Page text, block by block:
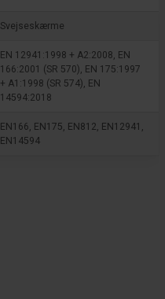
Svejseskærme
EN 12941:1998 + A2:2008, EN
166:2001 (SR 570), EN 175:1997
+ A1:1998 (SR 574), EN
14594:2018
EN166, EN175, EN812, EN12941,
EN14594